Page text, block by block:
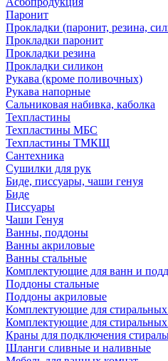
Паронит
Прокладки (паронит, резина,
Прокладки паронит
Прокладки резина
Прокладки силикон
Рукава (кроме поливочных)
Рукава напорные
Сальниковая набивка, каболка
Техпластины
Техпластины МБС
Техпластины ТМКЩ
Сантехника
Сушилки для рук
Биде, писсуары, чаши генуя
Биде
Писсуары
Чаши Генуя
Ванны, поддоны
Ванны акриловые
Ванны стальные
Комплектующие для ванн и
Поддоны стальные
Поддоны акриловые
Комплектующие для
Комплектующие для
Краны для подключения
Шланги сливные и наливные